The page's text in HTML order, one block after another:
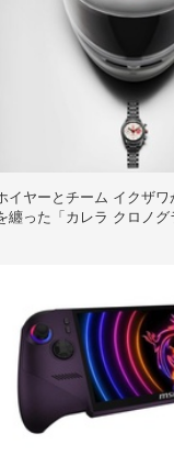
イヤーとチーム イクザ
纏った「カレラ クロノグ